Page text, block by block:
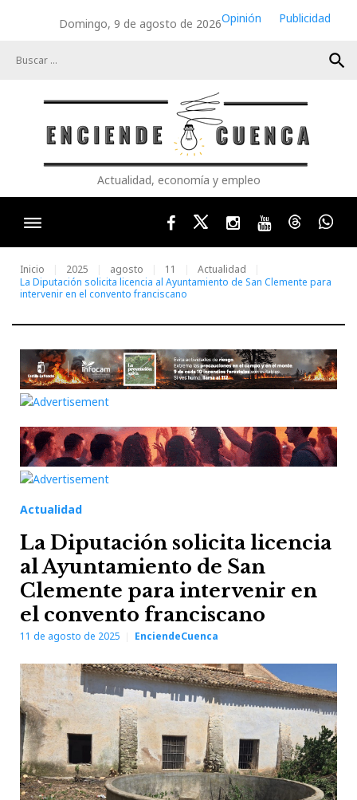
Domingo, 9 de agosto de 2026Opinión
Publicidad
search
Actualidad, economía y empleo
FacebookTwitterInstagram
YoutubeThreads
Inicio 2025 agosto 11
Actualidad
La Diputación solicita licencia al Ayuntamiento de San Clemente para
intervenir en el convento franciscano
Actualidad
La Diputación solicita licencia
al Ayuntamiento de San
Clemente para intervenir en
el convento franciscano
11 de agosto de 2025 EnciendeCuenca